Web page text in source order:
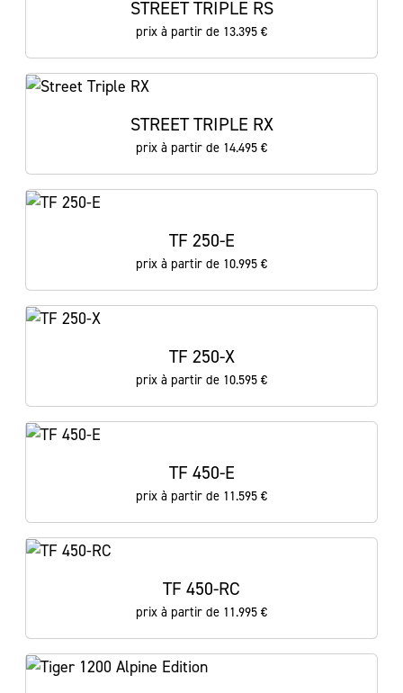
STREET TRIPLE RS
prix à partir de 13.395 €
STREET TRIPLE RX
prix à partir de 14.495 €
TF 250-E
prix à partir de 10.995 €
TF 250-X
prix à partir de 10.595 €
TF 450-E
prix à partir de 11.595 €
TF 450-RC
prix à partir de 11.995 €